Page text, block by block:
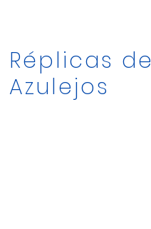
Réplicas de
Azulejos